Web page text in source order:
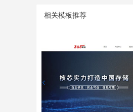
相关模板推荐